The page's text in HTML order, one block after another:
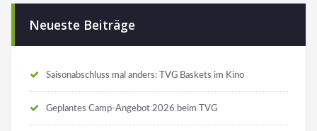
Neueste Beiträge
Saisonabschluss mal anders: TVG Baskets im Kino
Geplantes Camp-Angebot 2026 beim TVG